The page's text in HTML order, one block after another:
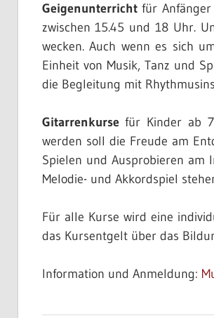
Geigenunterrichtfür Anfänger
zwischen 15.45 und 18 Uhr.
wecken. Auch wenn es sich
Einheit von Musik, Tanz und
die Begleitung mit
Gitarrenkursefür Kinder ab 7
werden soll die Freude am
Spielen und Ausprobieren am
Melodie- und Akkordspiel
Für alle Kurse wird eine
das Kursentgelt über das
Information und Anmeldung: